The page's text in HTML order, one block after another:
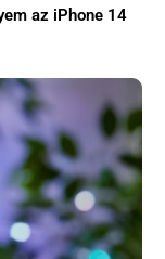
az iPhone 14